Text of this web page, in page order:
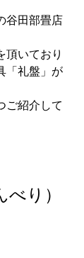
谷田部畳店
頂いており
「礼盤」が
ご紹介して
り）